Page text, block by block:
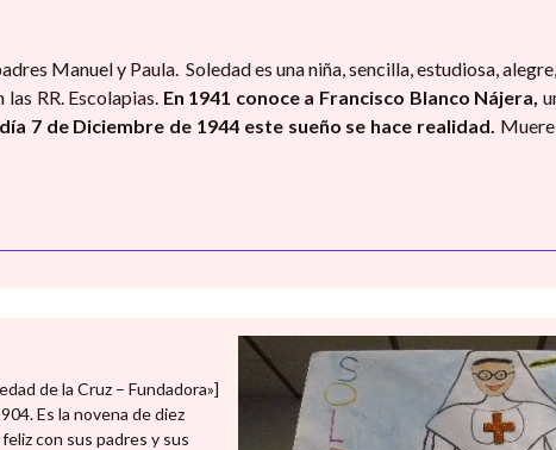
Manuel y Paula. Soledad es una niña, sencilla, estudiosa,
RR. Escolapias. En 1941 conoce a Francisco Blanco Nájera,
7 de Diciembre de 1944 este sueño se hace realidad.
de la Cruz – Fundadora»]
Es la novena de diez
feliz con sus padres y sus